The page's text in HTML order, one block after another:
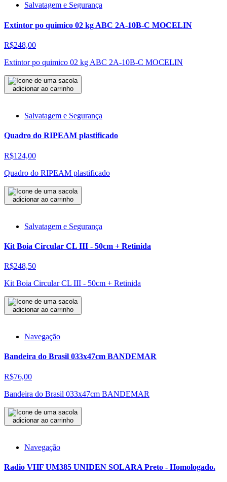
Salvatagem e Segurança
Extintor po quimico 02 kg ABC 2A-10B-C MOCELIN
R$248,00
Extintor po quimico 02 kg ABC 2A-10B-C MOCELIN
adicionar ao carrinho
Salvatagem e Segurança
Quadro do RIPEAM plastificado
R$124,00
Quadro do RIPEAM plastificado
adicionar ao carrinho
Salvatagem e Segurança
Kit Boia Circular CL III - 50cm + Retinida
R$248,50
Kit Boia Circular CL III - 50cm + Retinida
adicionar ao carrinho
Navegação
Bandeira do Brasil 033x47cm BANDEMAR
R$76,00
Bandeira do Brasil 033x47cm BANDEMAR
adicionar ao carrinho
Navegação
Radio VHF UM385 UNIDEN SOLARA Preto - Homologado.